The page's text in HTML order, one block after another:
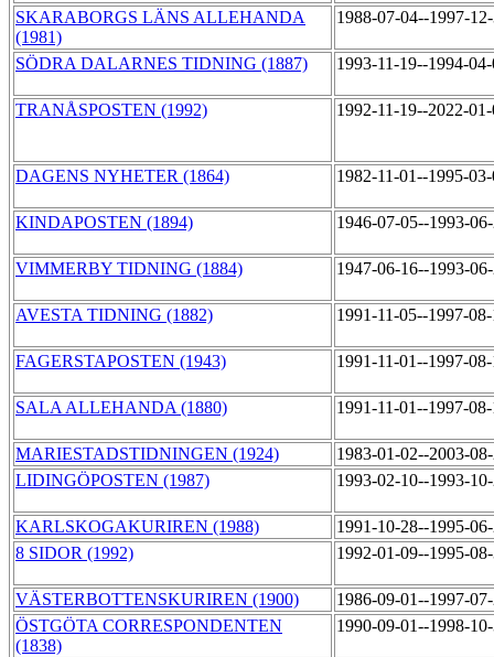
SKARABORGS LÄNS ALLEHANDA
(1981)
1988-07-04--1997-
SÖDRA DALARNES TIDNING (1887) 1993-11-19--1994-
TRANÅSPOSTEN (1992) 1992-11-19--2022-
DAGENS NYHETER (1864) 1982-11-01--1995-
KINDAPOSTEN (1894) 1946-07-05--1993-
VIMMERBY TIDNING (1884) 1947-06-16--1993-
AVESTA TIDNING (1882) 1991-11-05--1997-
FAGERSTAPOSTEN (1943) 1991-11-01--1997-
SALA ALLEHANDA (1880) 1991-11-01--1997-
MARIESTADSTIDNINGEN (1924)
1983-01-02--2003-
LIDINGÖPOSTEN (1987)
1993-02-10--1993-
KARLSKOGAKURIREN (1988)
1991-10-28--1995-
8 SIDOR (1992)
1992-01-09--1995-
VÄSTERBOTTENSKURIREN (1900)
1986-09-01--1997-
ÖSTGÖTA CORRESPONDENTEN
(1838)
1990-09-01--1998-